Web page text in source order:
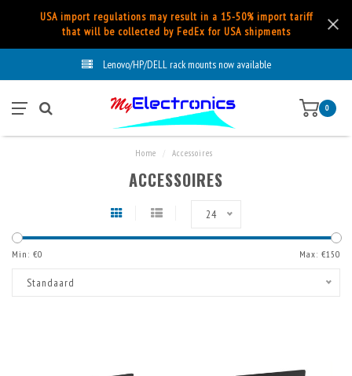
USA import regulations may result in a 15-50% import tariff
that will be collected by FedEx for USA shipments
Lenovo/HP/DELL rack mounts now available
0
Home Accessoires
ACCESSOIRES
24
Min: €0 Max: €150
Standaard